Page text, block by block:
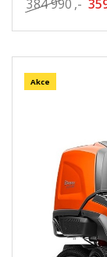
384 990 ,-
Akce